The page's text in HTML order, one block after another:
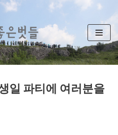
일 파티에 여러분을